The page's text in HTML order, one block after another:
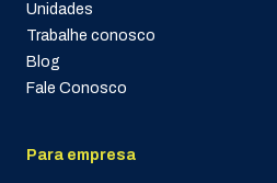
Unidades
Trabalhe conosco
Blog
Fale Conosco
Para empresa